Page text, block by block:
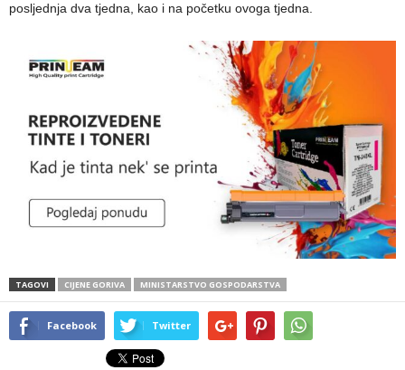
posljednja dva tjedna, kao i na početku ovoga tjedna.
TAGOVI CIJENE GORIVA MINISTARSTVO GOSPODARSTVA
Facebook Twitter